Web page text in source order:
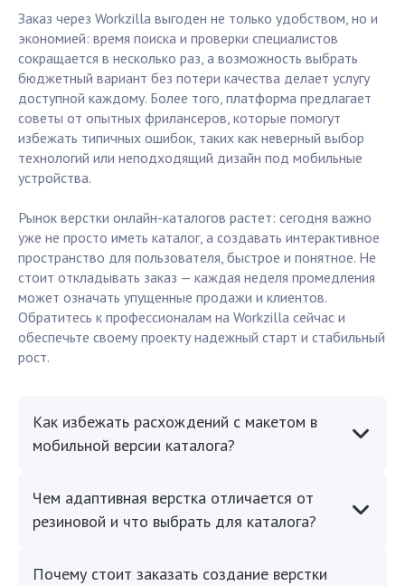
Заказ через Workzilla выгоден не только удобством, но и
экономией: время поиска и проверки специалистов
сокращается в несколько раз, а возможность выбрать
бюджетный вариант без потери качества делает услугу
доступной каждому. Более того, платформа предлагает
советы от опытных фрилансеров, которые помогут
избежать типичных ошибок, таких как неверный выбор
технологий или неподходящий дизайн под мобильные
устройства.
Рынок верстки онлайн-каталогов растет: сегодня важно
уже не просто иметь каталог, а создавать интерактивное
пространство для пользователя, быстрое и понятное. Не
стоит откладывать заказ — каждая неделя промедления
может означать упущенные продажи и клиентов.
Обратитесь к профессионалам на Workzilla сейчас и
обеспечьте своему проекту надежный старт и стабильный
рост.
Как избежать расхождений с макетом в
мобильной версии каталога?
Чем адаптивная верстка отличается от
резиновой и что выбрать для каталога?
Почему стоит заказать создание верстки